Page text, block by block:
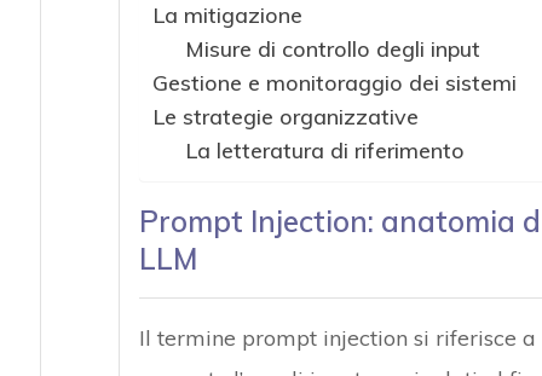
La mitigazione
Misure di controllo degli input
Gestione e monitoraggio dei sistemi
Le strategie organizzative
La letteratura di riferimento
Prompt Injection: anatomia
LLM
Il termine prompt injection si riferisce